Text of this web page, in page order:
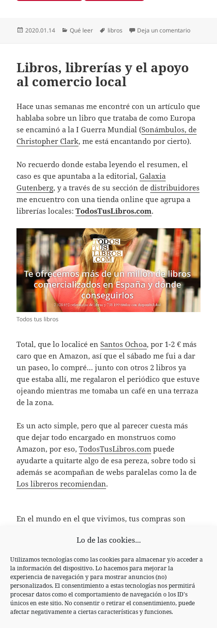
Lo de las cookies...
Utilizamos tecnologías como las cookies para almacenar y/o acceder a
la información del dispositivo. Lo hacemos para mejorar la
experiencia de navegación y para mostrar anuncios (no)
personalizados. El consentimiento a estas tecnologías nos permitirá
procesar datos como el comportamiento de navegación o los ID's
únicos en este sitio. No consentir o retirar el consentimiento, puede
afectar negativamente a ciertas características y funciones.
Publicado
2020.01.14 Categorías
Qué leer Etiquetas
libros Deja un comentarioen Los
Libros, librerías y el apoyo
al comercio local
Hace unas semanas me encontré con un artículo que
hablaba sobre un libro que trataba de como Europa
se encaminó a la I Guerra Mundial (Sonámbulos, de
Christopher Clark, me está encantando por cierto).
No recuerdo donde estaba leyendo el resumen, el
caso es que apuntaba a la editorial,Galaxia
Gutenberg, y a través de su sección dedistribuidores
me encuentro con una tienda online que agrupa a
librerías locales:TodosTusLibros.com.
Todos tus libros
Total, que lo localicé enSantos Ochoa, por 1-2 € más
caro que en Amazon, así que el sábado me fui a dar
un paseo, lo compré… junto con otros 2 libros ya
que estaba allí, me regalaron el periódico que estuve
ojeando mientras me tomaba un café en una terraza
de la zona.
Es un acto simple, pero que al parecer cuesta más
que dejar todo encargado en monstruos como
Amazon, por eso,TodosTusLibros.com puede
ayudarte a quitarte algo de esa pereza, sobre todo si
además se acompañan de webs paralelas como la de
Los libreros recomiendan.
En el mundo en el que vivimos, tus compras son
peligrosos, puedes hacerte una idea con la reciente
Obviamente no digo que no compres en Amazon o
similares, simplemente quecompres de forma
consciente.